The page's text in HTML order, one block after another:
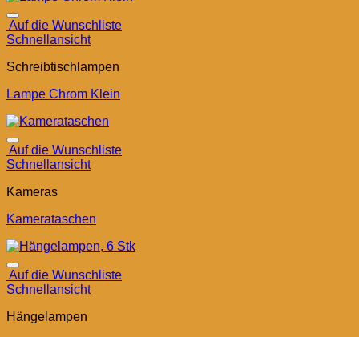
Auf die Wunschliste
Schnellansicht
Schreibtischlampen
Lampe Chrom Klein
Auf die Wunschliste
Schnellansicht
Kameras
Kamerataschen
Auf die Wunschliste
Schnellansicht
Hängelampen